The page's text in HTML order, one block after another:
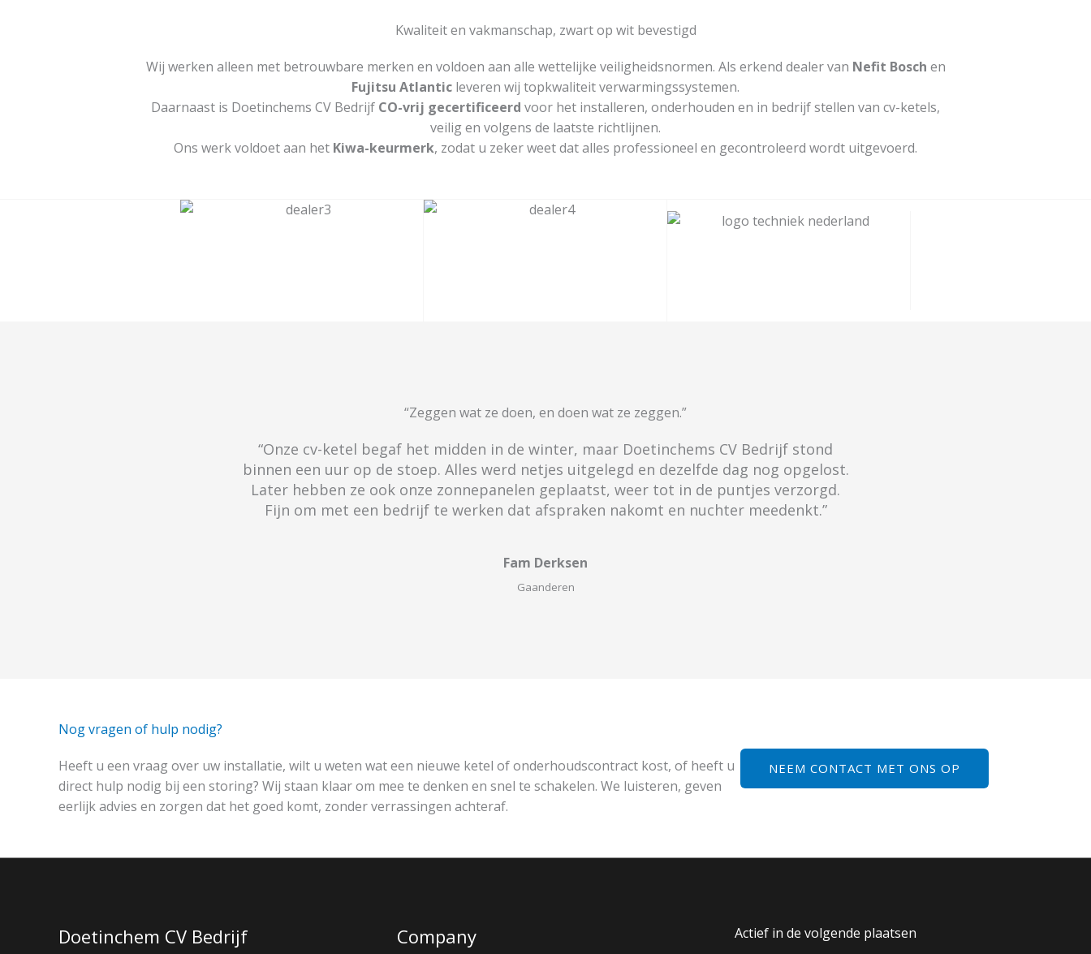
Kwaliteit en vakmanschap, zwart op wit bevestigd​
Wij werken alleen met betrouwbare merken en voldoen aan alle wettelijke veiligheidsnormen. Als erkend dealer van Nefit Bosch en
Fujitsu Atlantic leveren wij topkwaliteit verwarmingssystemen.
Daarnaast is Doetinchems CV Bedrijf CO-vrij gecertificeerd voor het installeren, onderhouden en in bedrijf stellen van cv-ketels,
veilig en volgens de laatste richtlijnen.
Ons werk voldoet aan het Kiwa-keurmerk, zodat u zeker weet dat alles professioneel en gecontroleerd wordt uitgevoerd.
“Zeggen wat ze doen, en doen wat ze zeggen.”​
“Onze cv-ketel begaf het midden in de winter, maar Doetinchems CV Bedrijf stond
binnen een uur op de stoep. Alles werd netjes uitgelegd en dezelfde dag nog opgelost.
Later hebben ze ook onze zonnepanelen geplaatst, weer tot in de puntjes verzorgd.
Fijn om met een bedrijf te werken dat afspraken nakomt en nuchter meedenkt.”
Fam Derksen​
Gaanderen
Nog vragen of hulp nodig?​
Heeft u een vraag over uw installatie, wilt u weten wat een nieuwe ketel of onderhoudscontract kost, of heeft u
direct hulp nodig bij een storing? Wij staan klaar om mee te denken en snel te schakelen. We luisteren, geven
eerlijk advies en zorgen dat het goed komt, zonder verrassingen achteraf.
NEEM CONTACT MET ONS OP
Doetinchem CV Bedrijf Company Actief in de volgende plaatsen